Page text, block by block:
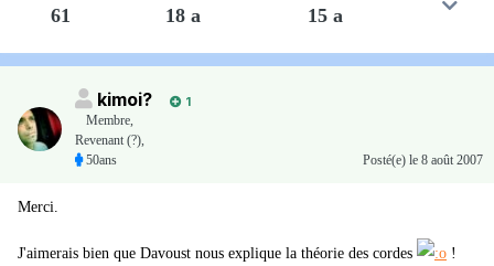
61 18 a 15 a
kimoi?
1
Membre
Revenant (?),
50ans
Posté(e) le 8 août 2007
Merci.
J'aimerais bien que Davoust nous explique la théorie des cordes !